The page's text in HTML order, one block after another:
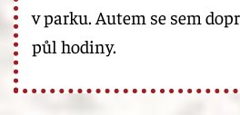
v parku. Autem se sem
půl hodiny.